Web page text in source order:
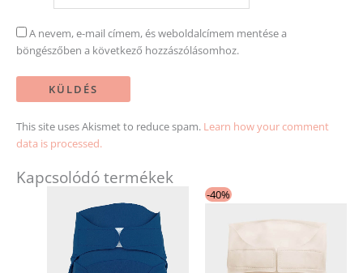
A nevem, e-mail címem, és weboldalcímem mentése a
böngészőben a következő hozzászólásomhoz.
This site uses Akismet to reduce spam. Learn how your comment
data is processed.
Kapcsolódó termékek
a
terméknek
több
variációja
-40%
13